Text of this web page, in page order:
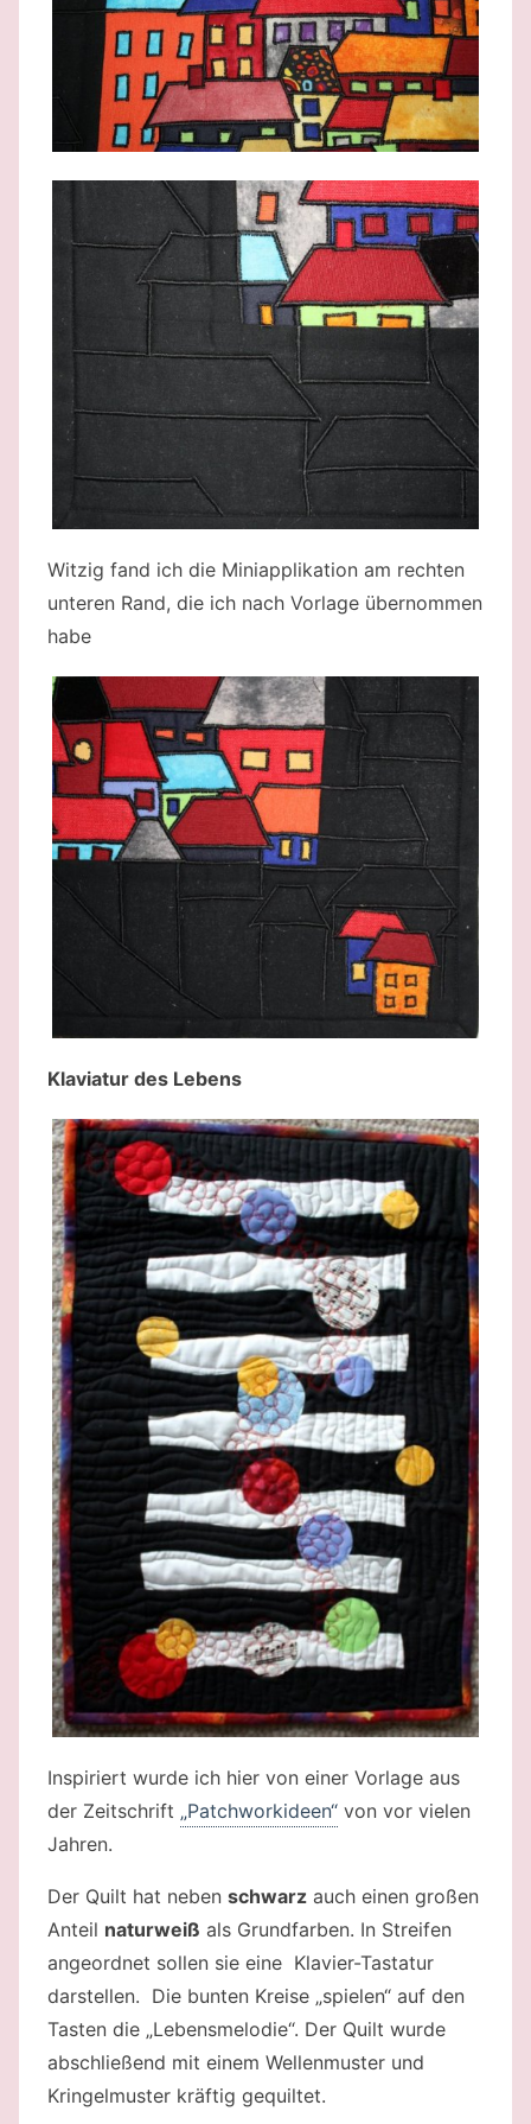
Witzig fand ich die Miniapplikation am rechten
unteren Rand, die ich nach Vorlage übernommen
habe
Klaviatur des Lebens
Inspiriert wurde ich hier von einer Vorlage aus
der Zeitschrift „Patchworkideen“ von vor vielen
Jahren.
Der Quilt hat neben schwarz auch einen großen
Anteil naturweiß als Grundfarben. In Streifen
angeordnet sollen sie eine Klavier-Tastatur
darstellen. Die bunten Kreise „spielen“ auf den
Tasten die „Lebensmelodie“. Der Quilt wurde
abschließend mit einem Wellenmuster und
Kringelmuster kräftig gequiltet.